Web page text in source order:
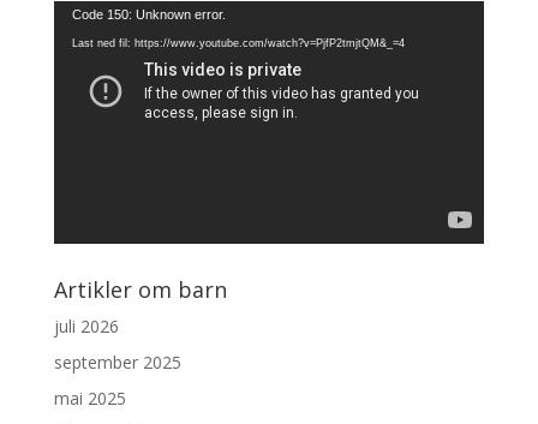
Videoavspiller
Code 150: Unknown error.
Last ned fil: https://www.youtube.com/watch?v=PjfP2tmjtQM&_=4
Artikler om barn
juli 2026
september 2025
mai 2025